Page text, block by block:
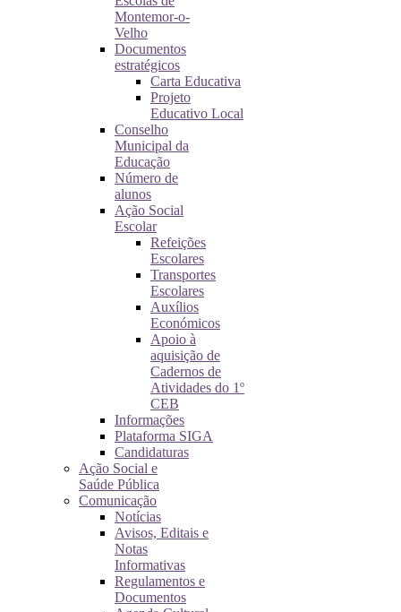
Montemor-o-
Velho
Documentos
estratégicos
Carta Educativa
Projeto
Educativo Local
Conselho
Municipal da
Educação
Número de
alunos
Ação Social
Escolar
Refeições
Escolares
Transportes
Escolares
Auxílios
Económicos
Apoio à
aquisição de
Cadernos de
Atividades do 1º
CEB
Informações
Plataforma SIGA
Candidaturas
Ação Social e
Saúde Pública
Comunicação
Notícias
Avisos, Editais e
Notas
Informativas
Regulamentos e
Documentos